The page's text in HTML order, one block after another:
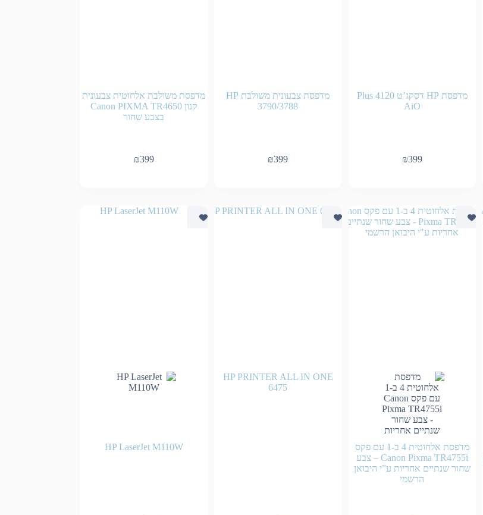
מדפסת HP דסקג’ט Plus 4120
AiO
₪399
מדפסת צבעונית משולבת HP
3790/3788
₪399
מדפסת משולבת אלחוטית צבעונית
קנון Canon PIXMA TR4650
בצבע שחור
₪399
מדפסת אלחוטית 4 ב-1 עם פקס
Canon Pixma TR4755i – צבע
שחור שנתיים אחריות ע”י היבואן
הרשמי
HP PRINTER ALL IN ONE
6475
HP LaserJet M110W